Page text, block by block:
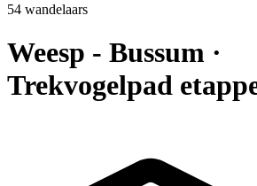
54 wandelaars
Weesp - Bussum ·
Trekvogelpad